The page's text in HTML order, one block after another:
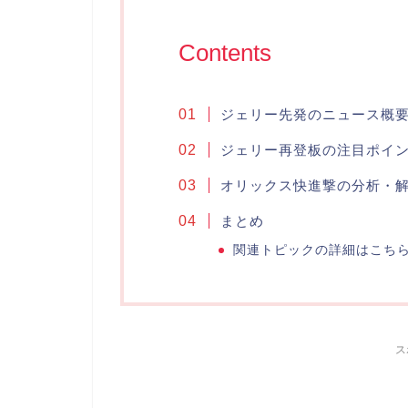
Contents
ジェリー先発のニュース概要
ジェリー再登板の注目ポイ
オリックス快進撃の分析・
まとめ
関連トピックの詳細はこちら